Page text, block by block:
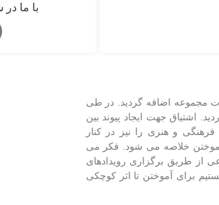
با ما
به خدمات مجموعه اضافه گردید. در طی
ابتدای سال 1403 فروشگاه جدید مجموعه به متراژ 250 متر افتتاح گردید. اشتیاق جهت ایجاد پیوند بین
و هنری را نیز در کنار
آموختن خلاصه می شود. فکر می
از طریق برگزاری رویدادهای
برای آموختن تا اثر کوچکی